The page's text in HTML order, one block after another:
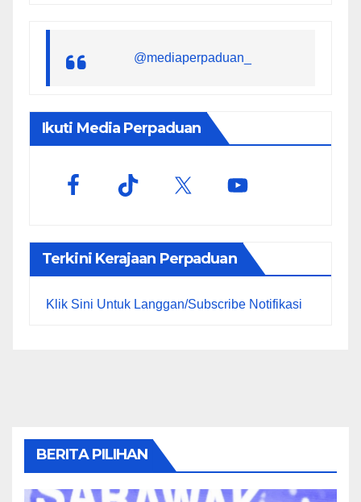
@mediaperpaduan_
Ikuti Media Perpaduan
Terkini Kerajaan Perpaduan
Klik Sini Untuk Langgan/Subscribe Notifikasi
BERITA PILIHAN